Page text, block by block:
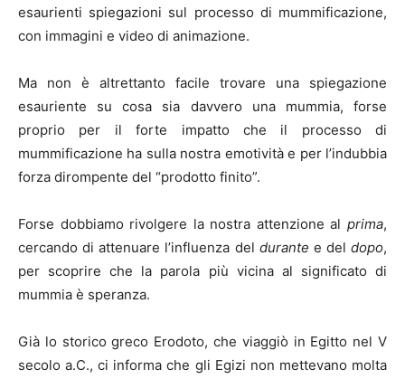
esaurienti spiegazioni sul processo di mummificazione,
con immagini e video di animazione.
Ma non è altrettanto facile trovare una spiegazione
esauriente su cosa sia davvero una mummia, forse
proprio per il forte impatto che il processo di
mummificazione ha sulla nostra emotività e per l’indubbia
forza dirompente del “prodotto finito”.
Forse dobbiamo rivolgere la nostra attenzione al prima,
cercando di attenuare l’influenza del durante e del dopo,
per scoprire che la parola più vicina al significato di
mummia è speranza.
Già lo storico greco Erodoto, che viaggiò in Egitto nel V
secolo a.C., ci informa che gli Egizi non mettevano molta